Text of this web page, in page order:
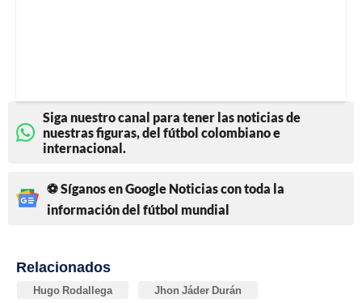
Siga nuestro canal para tener las noticias de
nuestras figuras, del fútbol colombiano e
internacional.
⚽ Síganos en Google Noticias con toda la
información del fútbol mundial
Relacionados
Hugo Rodallega Jhon Jáder Durán